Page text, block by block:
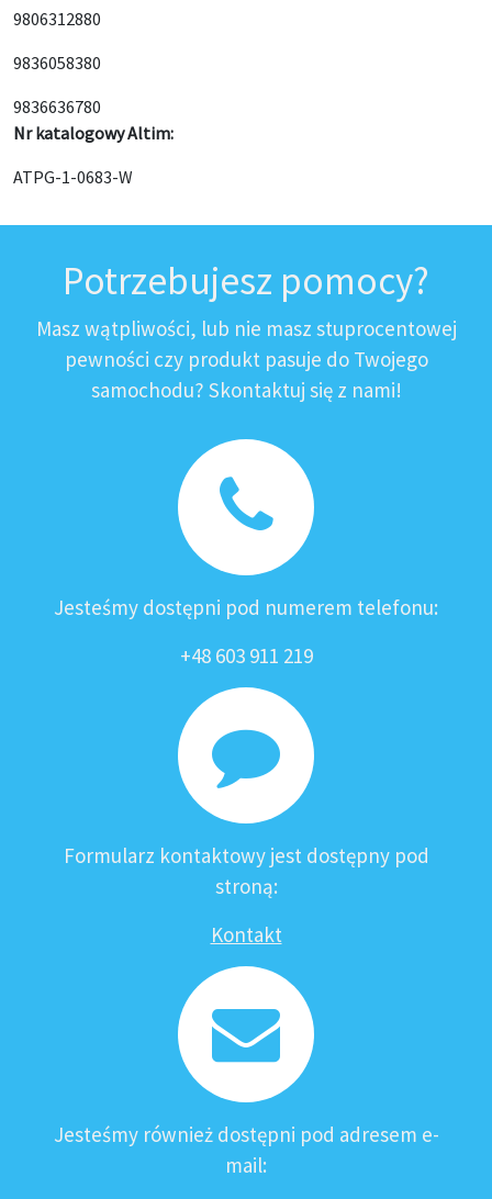
9806312880
9836058380
9836636780
Nr katalogowy Altim:
ATPG-1-0683-W
Potrzebujesz pomocy?
Masz wątpliwości, lub nie masz stuprocentowej
pewności czy produkt pasuje do Twojego
samochodu? Skontaktuj się z nami!
Jesteśmy dostępni pod numerem telefonu:
+48 603 911 219
Formularz kontaktowy jest dostępny pod
stroną:
Kontakt
Jesteśmy również dostępni pod adresem e-
mail: